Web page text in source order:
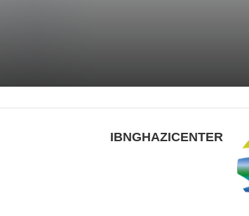
IBNGHAZICENTER